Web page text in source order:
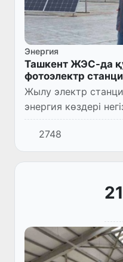
Энергия
Ташкент ЖЭС-да
фотоэлектр
Жылу электр
энергия көздері
бойынша қажетті
дамытуға ерекше
2748
21